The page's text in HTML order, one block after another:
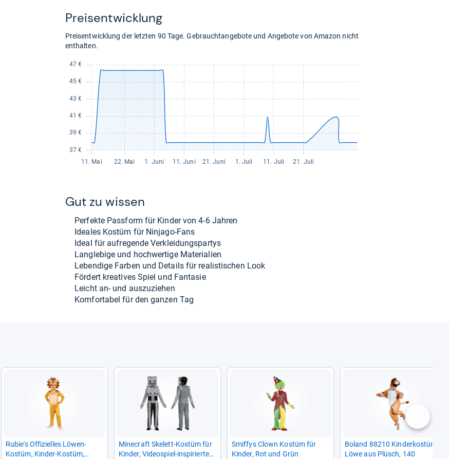
Preis­ent­wick­lung
Preisentwicklung der letzten 90 Tage. Gebrauchtangebote und Angebote von Amazon nicht
enthalten.
Gut zu wis­sen
Per­fekte Pass­form für Kin­der von 4-​6 Jah­ren
Idea­les Kostüm für Nin­jago-​Fans
Ideal für auf­re­gende Ver­klei­dungs­par­tys
Lang­le­bige und hoch­wer­tige Mate­ria­lien
Leben­dige Far­ben und Details für rea­lis­ti­schen Look
För­dert krea­ti­ves Spiel und Fan­ta­sie
Leicht an-​ und aus­zu­zie­hen
Kom­for­ta­bel für den gan­zen Tag
Rubie's Offi­zi­el­les Löwen-​
Kostüm, Kin­der-​Kostüm,
Mine­craft Ske­lett-​Kostüm für
Kin­der, Video­spiel-​inspi­rier­tes
Smiffys Clown Kostüm für
Kin­der, Rot und Grün
Boland 88210 Kin­der­ko­stüm
Löwe aus Plüsch, 140
nächste